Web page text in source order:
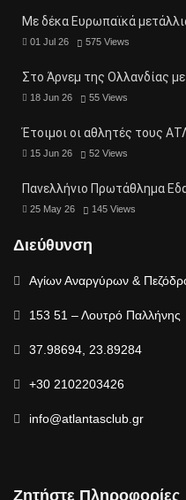
Με δέκα Ευρωπαϊκά
01 Jul 26 575 Views
Στο Άρνεμ της Ολλανδίας
18 Jun 26 55 Views
Έτοιμοι οι αθλητές τους
15 Jun 26 52 Views
Πανελλήνιο Πρωτάθλημα
25 May 26 145 Views
Διεύθυνση
Αγίων Αναργύρων &
153 51 – Λουτρό Παλλήνης
37.98694, 23.89284
+30 2102203426
info@atlantasclub.gr
Ζητήστε Πληροφορίες